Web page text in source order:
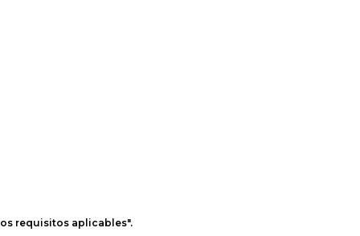
requisitos aplicables".